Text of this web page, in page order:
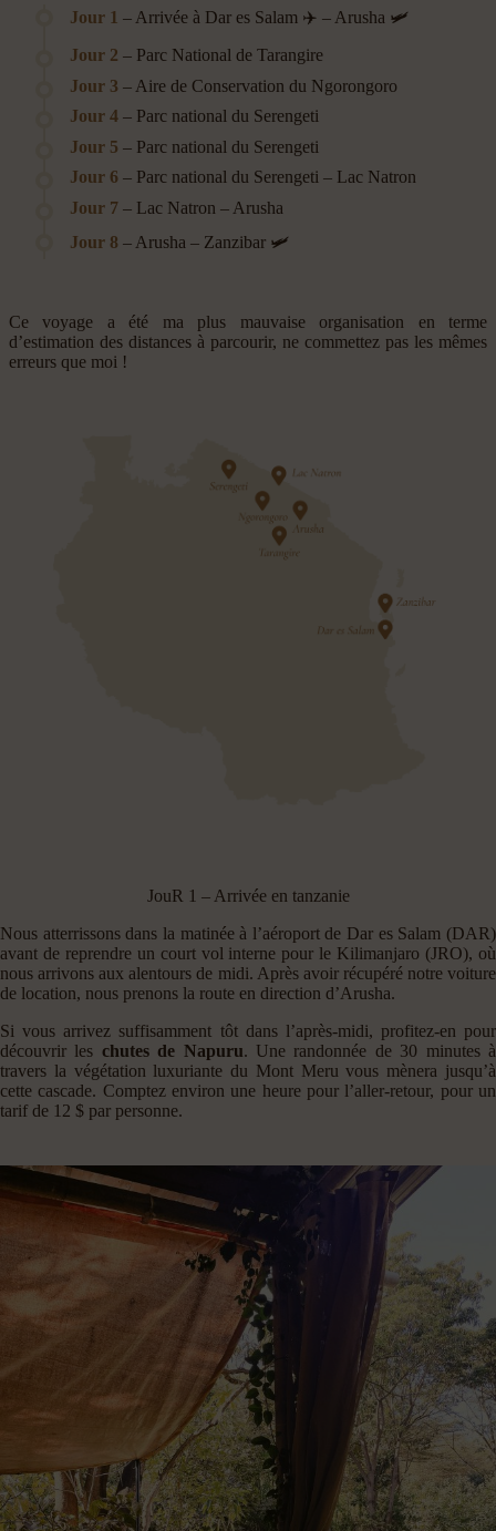
Jour 1 – Arrivée à Dar es Salam ✈️ – Arusha 🛩️
Jour 2 – Parc National de Tarangire
Jour 3 – Aire de Conservation du Ngorongoro
Jour 4 – Parc national du Serengeti
Jour 5 – Parc national du Serengeti
Jour 6 – Parc national du Serengeti – Lac Natron
Jour 7 – Lac Natron – Arusha
Jour 8 – Arusha – Zanzibar 🛩️
Ce voyage a été ma plus mauvaise organisation en terme
d’estimation des distances à parcourir, ne commettez pas les mêmes
erreurs que moi !
JouR 1 – Arrivée en tanzanie
Nous atterrissons dans la matinée à l’aéroport de Dar es Salam (DAR)
avant de reprendre un court vol interne pour le Kilimanjaro (JRO), où
nous arrivons aux alentours de midi. Après avoir récupéré notre voiture
de location, nous prenons la route en direction d’Arusha.
Si vous arrivez suffisamment tôt dans l’après-midi, profitez-en pour
découvrir les chutes de Napuru. Une randonnée de 30 minutes à
travers la végétation luxuriante du Mont Meru vous mènera jusqu’à
cette cascade. Comptez environ une heure pour l’aller-retour, pour un
tarif de 12 $ par personne.